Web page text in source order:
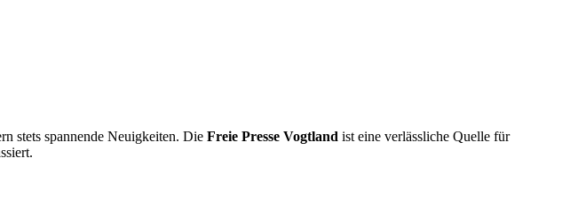
stets spannende Neuigkeiten. Die Freie Presse Vogtland ist eine verlässliche Quelle für